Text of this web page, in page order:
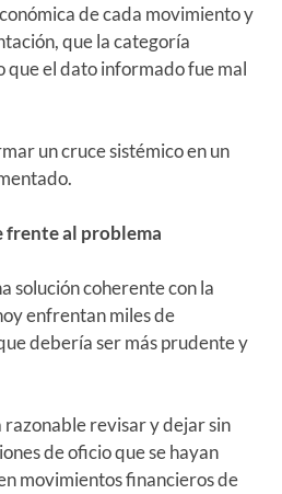
de cada movimiento y
que la categoría
el dato informado fue mal
un cruce sistémico en un
frente al problema
solución coherente con la
enfrentan miles de
debería ser más prudente y
revisar y dejar sin
de oficio que se hayan
movimientos financieros de